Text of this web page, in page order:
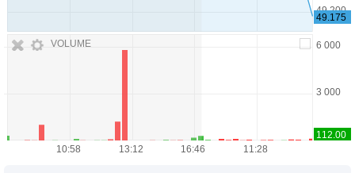
VOLUME